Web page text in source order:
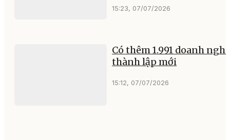
15:23, 07/07/2026
Có thêm 1.991 doanh
thành lập mới
15:12, 07/07/2026